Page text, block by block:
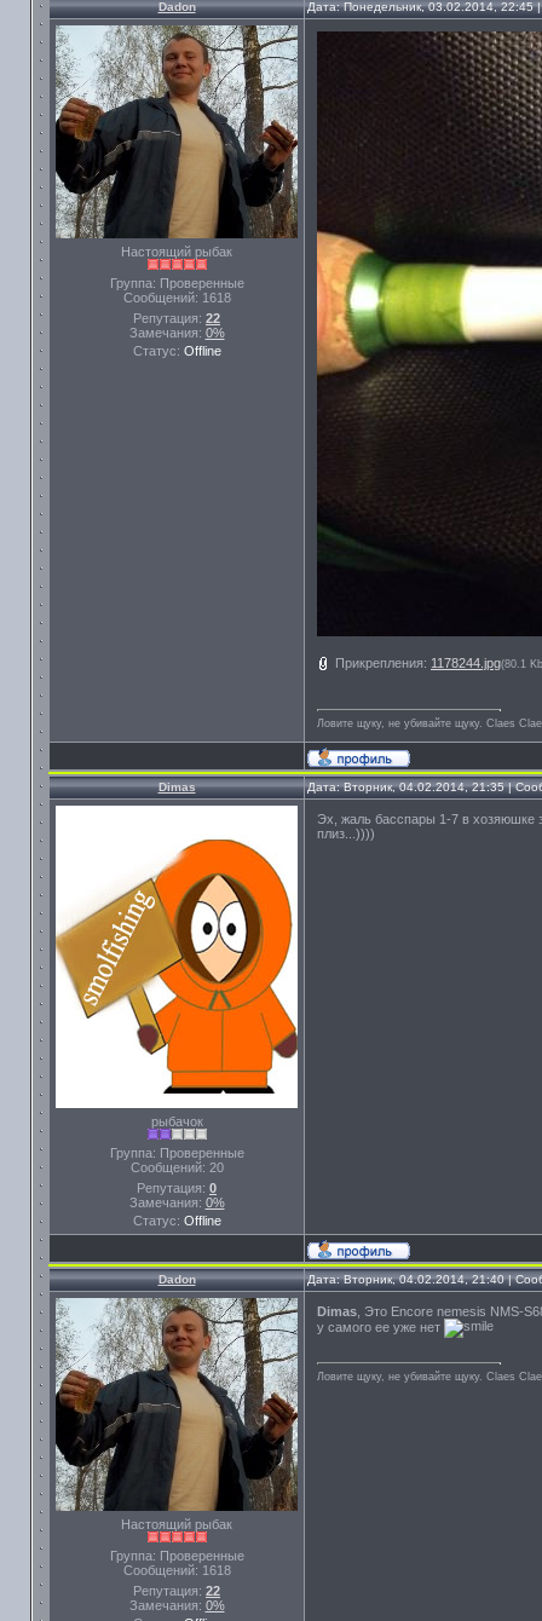
Dadon Дата: Понедельник, 03.02.2014,
Настоящий рыбак
Группа: Проверенные
Сообщений: 1618
Репутация: 22
Замечания: 0%
Статус: Offline
Прикрепления: 1178244.jpg(80.1
Ловите щуку, не убивайте щуку. Сlaes
Dimas Дата: Вторник, 04.02.2014, 21:35 |
рыбачок
Группа: Проверенные
Сообщений: 20
Репутация: 0
Замечания: 0%
Статус: Offline
Эх, жаль басспары 1-7 в хозяюшке
плиз...))))
Dadon Дата: Вторник, 04.02.2014, 21:40 |
Настоящий рыбак
Группа: Проверенные
Сообщений: 1618
Репутация: 22
Замечания: 0%
Dimas , Это Encore nemesis NMS-
у самого ее уже нет
Ловите щуку, не убивайте щуку. Сlaes